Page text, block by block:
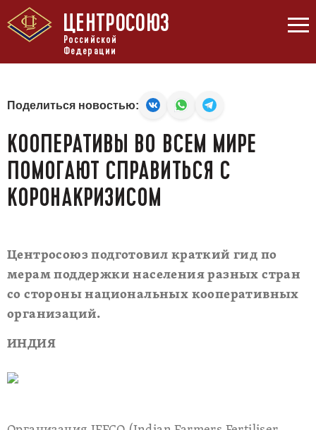
ЦЕНТРОСОЮЗ
Российской
Федерации
Поделиться новостью:
КООПЕРАТИВЫ ВО ВСЕМ МИРЕ
ПОМОГАЮТ СПРАВИТЬСЯ С
КОРОНАКРИЗИСОМ
Центросоюз подготовил краткий гид по
мерам поддержки населения разных стран
со стороны национальных кооперативных
организаций.
ИНДИЯ